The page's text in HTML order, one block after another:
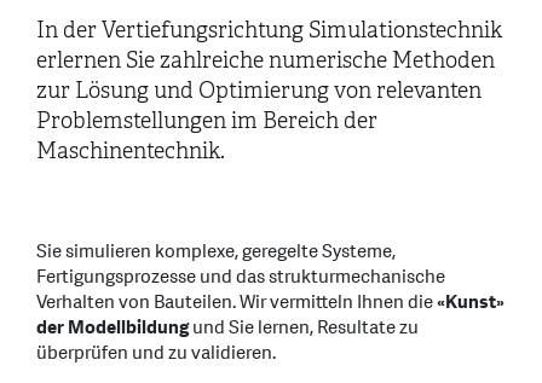
In der Vertiefungsrichtung Simulationstechnik
erlernen Sie zahlreiche numerische Methoden
zur Lösung und Optimierung von relevanten
Problemstellungen im Bereich der
Maschinentechnik.
Sie simulieren komplexe, geregelte Systeme,
Fertigungsprozesse und das strukturmechanische
Verhalten von Bauteilen. Wir vermitteln Ihnen die«Kunst»
der Modellbildungund Sie lernen, Resultate zu
überprüfen und zu validieren.